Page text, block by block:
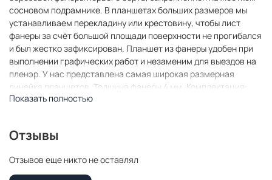
сосновом подрамнике. В планшетах больших размеров мы
устанавливаем перекладину или крестовину, чтобы лист
фанеры за счёт большой площади поверхности не прогибался
и был жестко зафиксирован. Планшет из фанеры удобен при
выполнении графических работ и незаменим для выездов на
пленэр. У нас представлена самая широкая размерная
линейка планшетов. Толщина фанеры 4 мм. Комплектация:
планшет Производитель: "ВсеПодрамники"
Показать полностью
Отзывы
Отзывов еще никто не оставлял